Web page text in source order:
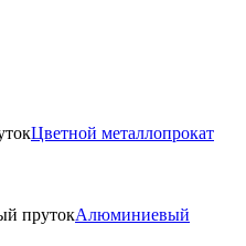
Цветной металлопрокат
Алюминиевый